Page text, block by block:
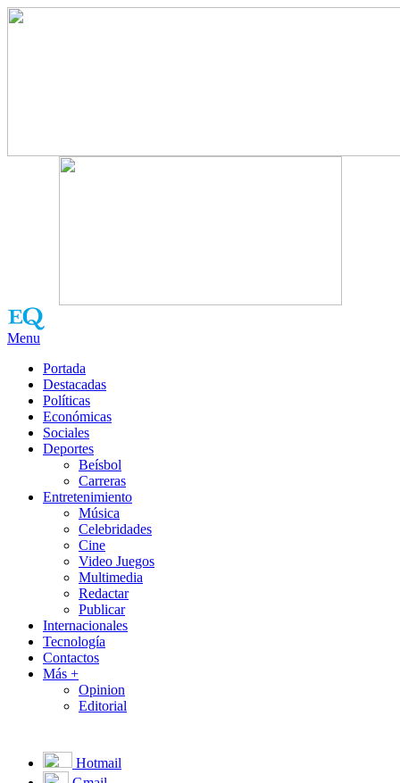
Menu
Portada
Destacadas
Políticas
Económicas
Sociales
Deportes
Beísbol
Carreras
Entretenimiento
Música
Celebridades
Cine
Video Juegos
Multimedia
Redactar
Publicar
Internacionales
Tecnología
Contactos
Más +
Opinion
Editorial
Hotmail